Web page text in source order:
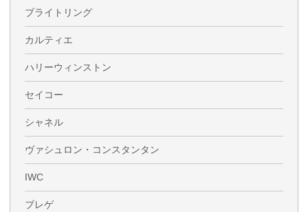
ブライトリング
カルティエ
ハリーウィンストン
セイコー
シャネル
ヴァシュロン・コンスタンタン
IWC
ブレゲ